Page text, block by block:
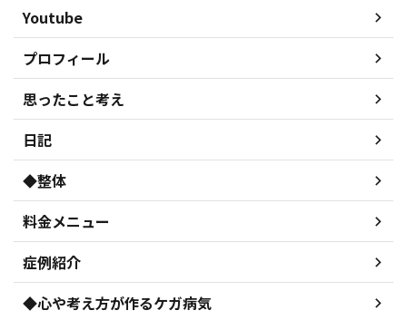
Youtube
プロフィール
思ったこと考え
日記
◆整体
料金メニュー
症例紹介
◆心や考え方が作るケガ病気